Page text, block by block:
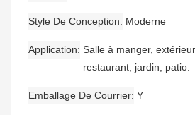
Style De Conception Moderne
Application Salle à manger,
restaurant, jardin, patio.
Emballage De Courrier Y